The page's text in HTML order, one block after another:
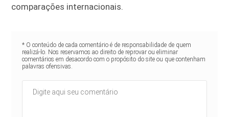
comparações internacionais.
* O conteúdo de cada comentário é de responsabilidade de quem
realizá-lo. Nos reservamos ao direito de reprovar ou eliminar
comentários em desacordo com o propósito do site ou que contenham
palavras ofensivas.